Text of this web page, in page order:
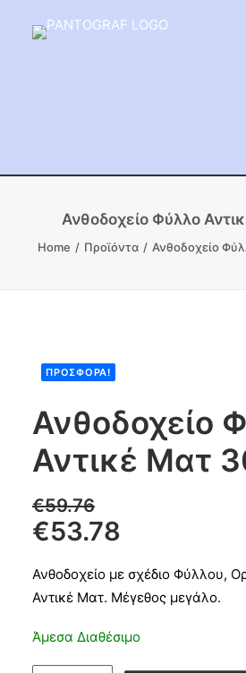
ΕΙΔΗ ΜΝΗΜΕΙΟΥ
ΑΔΑΜΑΝΤΟΦΟΡΟΙ ΔΙΣΚΟΙ
search
CART
Ανθοδοχείο Φύλλο
Home Προϊόντα Ανθοδοχείο
ΠΡΟΣΦΟΡΆ!
Ανθοδοχείο
Αντικέ Ματ
€59.76
€53.78
Ανθοδοχείο με σχέδιο Φύλλου,
Αντικέ Ματ. Μέγεθος μεγάλο.
Άμεσα Διαθέσιμο